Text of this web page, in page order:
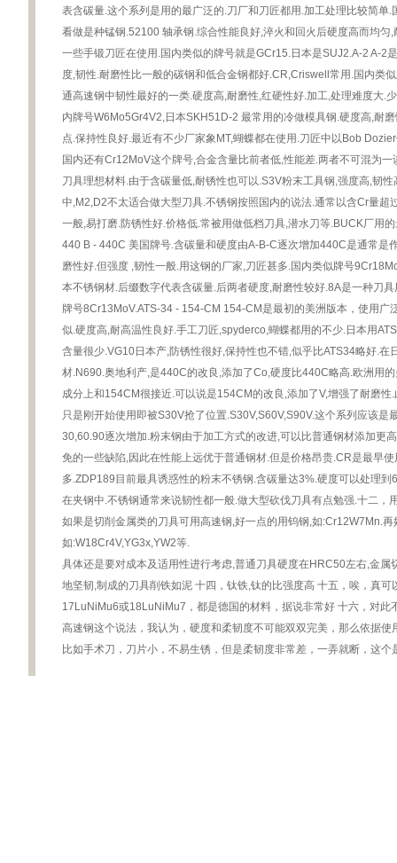
表含碳量.这个系列是用的最广泛的.刀厂和刀匠都用.加工处理比较简单
看做是种锰钢.52100 轴承钢.综合性能良好,淬火和回火后硬度高而均匀
一些手锻刀匠在使用.国内类似的牌号就是GCr15.日本是SUJ2.A-2 A-2
度,韧性.耐磨性比一般的碳钢和低合金钢都好.CR,Criswell常用.国内类
通高速钢中韧性最好的一类.硬度高,耐磨性,红硬性好.加工,处理难度大.
内牌号W6Mo5Gr4V2,日本SKH51D-2 最常用的冷做模具钢.硬度高,耐
点.保持性良好.最近有不少厂家象MT,蝴蝶都在使用.刀匠中以Bob
国内还有Cr12MoV这个牌号,合金含量比前者低,性能差.两者不可混为
刀具理想材料.由于含碳量低,耐锈性也可以.S3V粉末工具钢,强度高,韧
中,M2,D2不太适合做大型刀具.不锈钢按照国内的说法.通常以含Cr量
一般,易打磨.防锈性好.价格低.常被用做低档刀具,潜水刀等.BUCK厂用
440 B - 440C 美国牌号.含碳量和硬度由A-B-C逐次增加440C是通常是
磨性好.但强度 ,韧性一般.用这钢的厂家,刀匠甚多.国内类似牌号
本不锈钢材.后缀数字代表含碳量.后两者硬度,耐磨性较好.8A是一种刀
牌号8Cr13MoV.ATS-34 - 154-CM 154-CM是最初的美洲版本，使用
似.硬度高,耐高温性良好.手工刀匠,spyderco,蝴蝶都用的不少.日本用
含量很少.VG10日本产,防锈性很好,保持性也不错,似乎比ATS34略好.在
材.N690.奥地利产,是440C的改良,添加了Co,硬度比440C略高.欧洲用
成分上和154CM很接近.可以说是154CM的改良,添加了V,增强了耐磨
只是刚开始使用即被S30V抢了位置.S30V,S60V,S90V.这个系列应该是
30,60.90逐次增加.粉末钢由于加工方式的改进,可以比普通钢材添加更
免的一些缺陷,因此在性能上远优于普通钢材.但是价格昂贵.CR是最早
多.ZDP189目前最具诱惑性的粉末不锈钢.含碳量达3%.硬度可以处理
在夹钢中.不锈钢通常来说韧性都一般.做大型砍伐刀具有点勉强.十二，
如果是切削金属类的刀具可用高速钢,好一点的用钨钢,如:Cr12W7Mn.
如:W18Cr4V,YG3x,YW2等.
具体还是要对成本及适用性进行考虑,普通刀具硬度在HRC50左右,金
地坚韧,制成的刀具削铁如泥 十四，钛铁,钛的比强度高 十五，唉，真
17LuNiMu6或18LuNiMu7，都是德国的材料，据说非常好 十六，对此
高速钢这个说法，我认为，硬度和柔韧度不可能双双完美，那么依据使
比如手术刀，刀片小，不易生锈，但是柔韧度非常差，一弄就断，这个